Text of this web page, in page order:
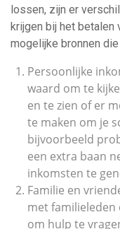
lossen, zijn er
krijgen bij het betalen
mogelijke bronnen
Persoonlijke
waard om te
en te zien of er
te maken om je
bijvoorbeeld
een extra baan
inkomsten te
Familie en
met familieleden
om hulp te